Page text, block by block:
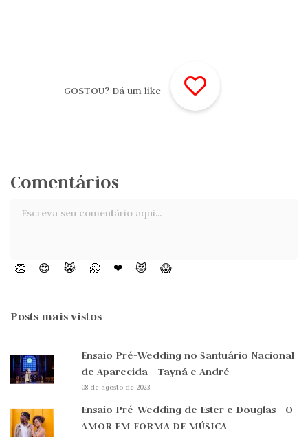
GOSTOU? Dá um like
Comentários
👏 😍 😹 🤗 ❤ 😻 😱
Posts mais vistos
Ensaio Pré-Wedding no Santuário Nacional
de Aparecida - Tayná e André
08 de agosto de 2023
Ensaio Pré-Wedding de Ester e Douglas - O
AMOR EM FORMA DE MÚSICA